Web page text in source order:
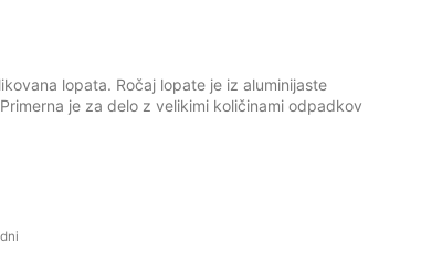
lopata. Ročaj lopate je iz aluminijaste
je za delo z velikimi količinami odpadkov